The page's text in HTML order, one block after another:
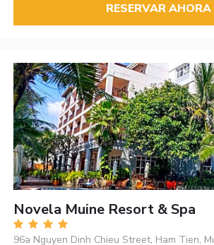
RESERVAR AHORA
Novela Muine Resort & Spa
96a Nguyen Dinh Chieu Street, Ham Tien,